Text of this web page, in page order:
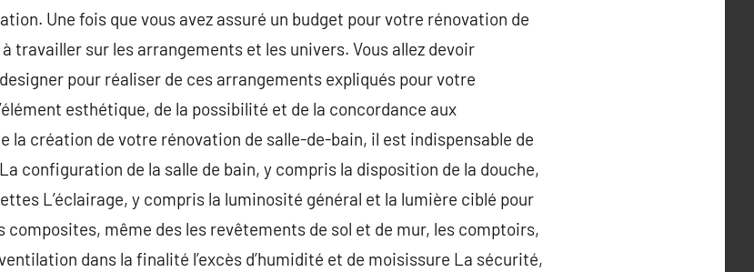
Une fois que vous avez assuré un budget pour votre rénovation de
travailler sur les arrangements et les univers. Vous allez devoir
pour réaliser de ces arrangements expliqués pour votre
esthétique, de la possibilité et de la concordance aux
la création de votre rénovation de salle-de-bain, il est indispensable de
configuration de la salle de bain, y compris la disposition de la douche,
L’éclairage, y compris la luminosité général et la lumière ciblé pour
composites, même des les revêtements de sol et de mur, les comptoirs,
dans la finalité l’excès d’humidité et de moisissure La sécurité,